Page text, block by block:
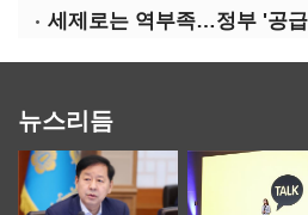
세제로는 역부족…정부 '공
뉴스리듬